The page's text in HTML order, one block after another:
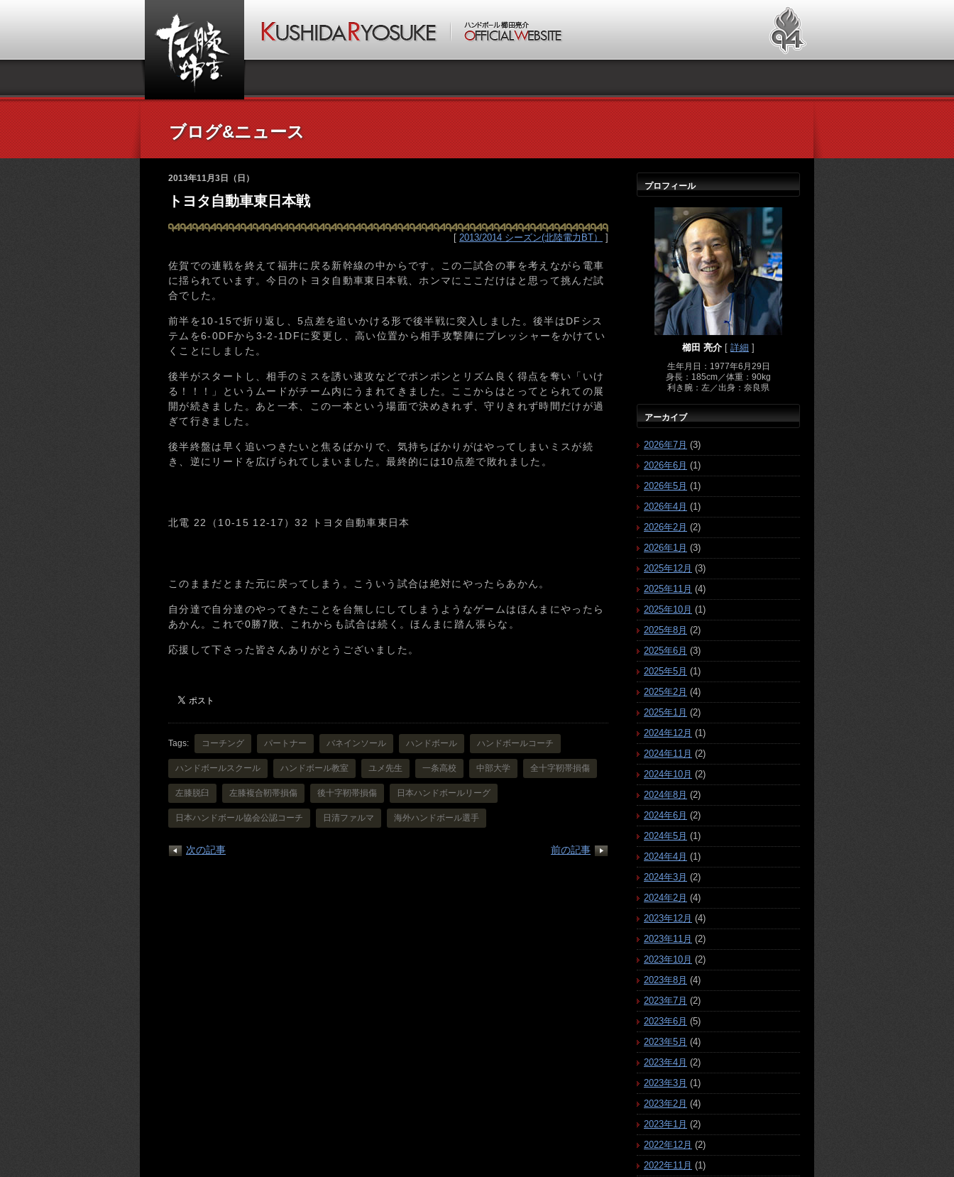
ブログ&ニュース
2013年11月3日（日）
トヨタ自動車東日本戦
[ 2013/2014 シーズン(北陸電力BT） ]
佐賀での連戦を終えて福井に戻る新幹線の中からです。この二試合の事を考えながら電車
に揺られています。今日のトヨタ自動車東日本戦、ホンマにここだけはと思って挑んだ試
合でした。
前半を10-15で折り返し、5点差を追いかける形で後半戦に突入しました。後半はDFシス
テムを6-0DFから3-2-1DFに変更し、高い位置から相手攻撃陣にプレッシャーをかけてい
くことにしました。
後半がスタートし、相手のミスを誘い速攻などでポンポンとリズム良く得点を奪い「いけ
る！！！」というムードがチーム内にうまれてきました。ここからはとってとられての展
開が続きました。あと一本、この一本という場面で決めきれず、守りきれず時間だけが過
ぎて行きました。
後半終盤は早く追いつきたいと焦るばかりで、気持ちばかりがはやってしまいミスが続
き、逆にリードを広げられてしまいました。最終的には10点差で敗れました。
北電 22（10-15 12-17）32 トヨタ自動車東日本
このままだとまた元に戻ってしまう。こういう試合は絶対にやったらあかん。
自分達で自分達のやってきたことを台無しにしてしまうようなゲームはほんまにやったら
あかん。これで0勝7敗、これからも試合は続く。ほんまに踏ん張らな。
応援して下さった皆さんありがとうございました。
Tags: コーチング パートナー バネインソール ハンドボール ハンドボールコーチ
ハンドボールスクール ハンドボール教室 ユメ先生 一条高校 中部大学 全十字靭帯損傷
左膝脱臼 左膝複合靭帯損傷 後十字靭帯損傷 日本ハンドボールリーグ
日本ハンドボール協会公認コーチ 日清ファルマ 海外ハンドボール選手
前の記事
次の記事
プロフィール
櫛田 亮介 [ 詳細 ]
生年月日：1977年6月29日
身長：185cm／体重：90kg
利き腕：左／出身：奈良県
アーカイブ
2026年7月 (3)
2026年6月 (1)
2026年5月 (1)
2026年4月 (1)
2026年2月 (2)
2026年1月 (3)
2025年12月 (3)
2025年11月 (4)
2025年10月 (1)
2025年8月 (2)
2025年6月 (3)
2025年5月 (1)
2025年2月 (4)
2025年1月 (2)
2024年12月 (1)
2024年11月 (2)
2024年10月 (2)
2024年8月 (2)
2024年6月 (2)
2024年5月 (1)
2024年4月 (1)
2024年3月 (2)
2024年2月 (4)
2023年12月 (4)
2023年11月 (2)
2023年10月 (2)
2023年8月 (4)
2023年7月 (2)
2023年6月 (5)
2023年5月 (4)
2023年4月 (2)
2023年3月 (1)
2023年2月 (4)
2023年1月 (2)
2022年12月 (2)
2022年11月 (1)